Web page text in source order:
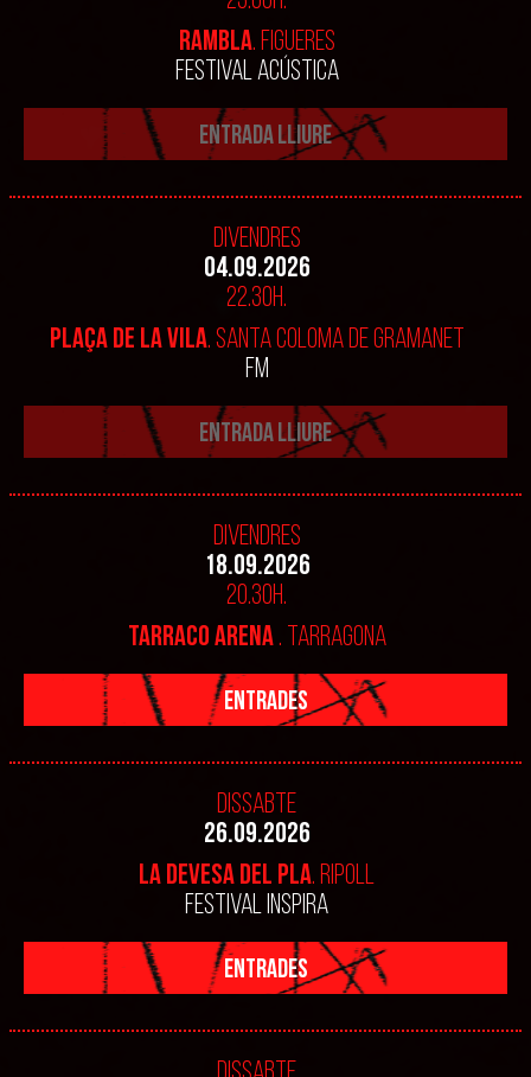
RAMBLA. FIGUERES
FESTIVAL ACÚSTICA
ENTRADA LLIURE
Divendres
04.09.2026
22.30h.
PLAÇA DE LA VILA. SANTA COLOMA DE GRAMANET
FM
ENTRADA LLIURE
Divendres
18.09.2026
20.30h.
TARRACO ARENA. TARRAGONA
ENTRADES
Dissabte
26.09.2026
LA DEVESA DEL PLA. RIPOLL
FESTIVAL INSPIRA
ENTRADES
Dissabte